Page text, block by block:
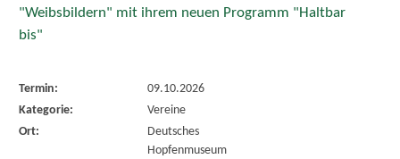
"Weibsbildern" mit ihrem neuen Programm "Haltbar
bis"
Termin:
09.10.2026
Kategorie:
Vereine
Ort:
Deutsches
Hopfenmuseum